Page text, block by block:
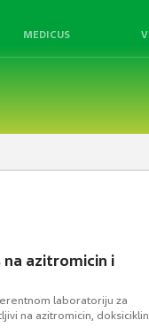
MEDICUS
azitromicin i
laboratoriju za
na azitromicin,